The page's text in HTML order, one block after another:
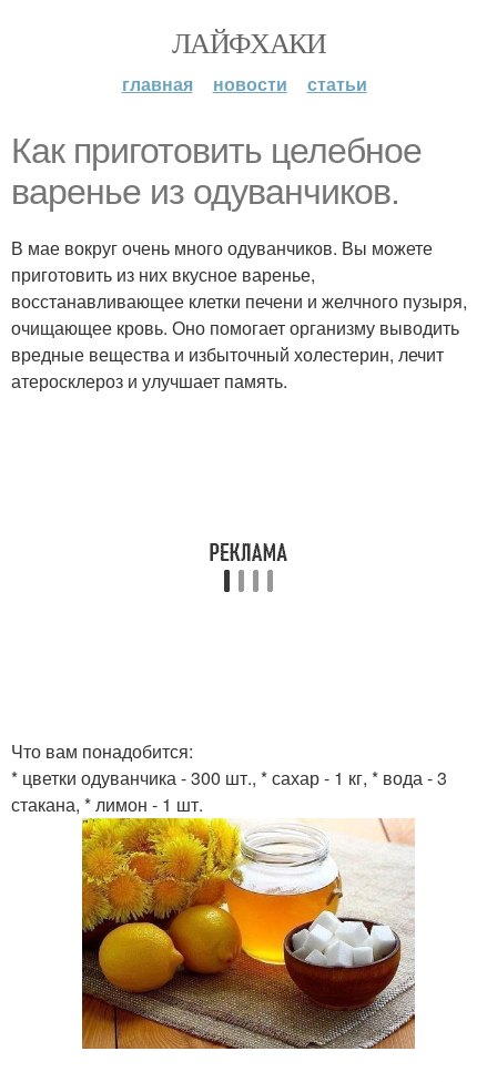
ЛАЙФХАКИ
главная новости статьи
Как приготовить целебное
варенье из одуванчиков.
В мае вокруг очень много одуванчиков. Вы можете
приготовить из них вкусное варенье,
восстанавливающее клетки печени и желчного пузыря,
очищающее кровь. Оно помогает организму выводить
вредные вещества и избыточный холестерин, лечит
атеросклероз и улучшает память.
Что вам понадобится:
* цветки одуванчика - 300 шт., * сахар - 1 кг, * вода - 3
стакана, * лимон - 1 шт.